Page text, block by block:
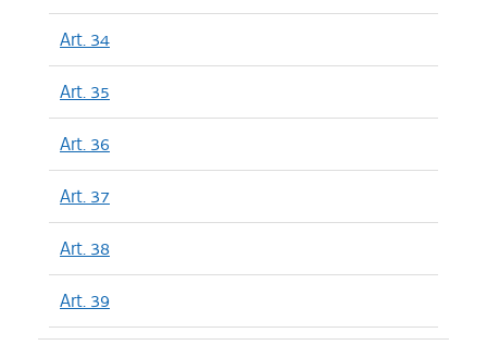
Art. 34
Art. 35
Art. 36
Art. 37
Art. 38
Art. 39